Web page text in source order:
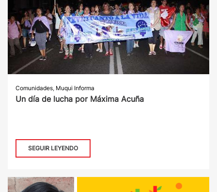
Comunidades, Muqui Informa
Un día de lucha por Máxima Acuña
SEGUIR LEYENDO